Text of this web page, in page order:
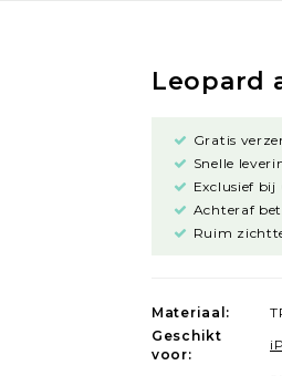
Leopard
Gratis
Snelle
Exclusief
Achteraf
Ruim
Materiaal:
Geschikt
voor: